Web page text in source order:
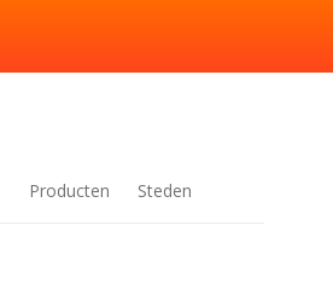
Producten Steden